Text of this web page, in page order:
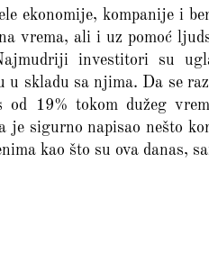
ekonomije, kompanije i
vrema, ali i uz pomoć
investitori su
skladu sa njima. Da se
19% tokom dužeg
je sigurno napisao nešto
kao što su ova danas,